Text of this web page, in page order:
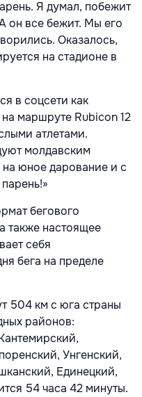
Я думал, побежит
он все бежит. Мы его
Оказалось,
на стадионе в
в соцсети как
маршруте Rubicon 12
атлетами.
молдавским
юное дарование и с
бегового
также настоящее
себя
бега на пределе
504 км с юга страны
районов:
Унгенский,
Единецкий,
54 часа 42 минуты.